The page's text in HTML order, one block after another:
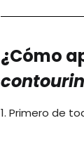
¿Cómo
1. Primero de